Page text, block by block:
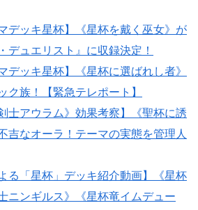
デッキ星杯】《星杯を戴く巫女》が
デュエリスト』に収録決定！
デッキ星杯】《星杯に選ばれし者》
ク族！【緊急テレポート】
士アウラム》効果考察】《聖杯に誘
吉なオーラ！テーマの実態を管理人
る「星杯」デッキ紹介動画】《星杯
ニンギルス》《星杯竜イムデュー